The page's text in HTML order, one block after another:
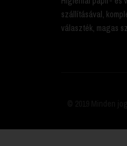
szállításával,
választék, magas